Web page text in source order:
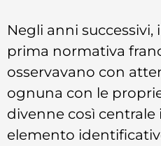
Negli anni
prima normativa
osservavano con
ognuna con le
divenne così
elemento